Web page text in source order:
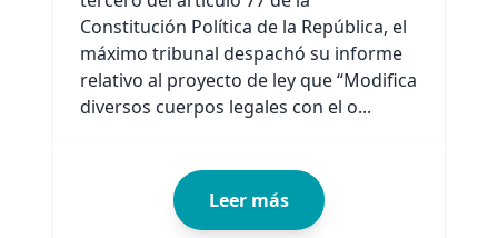
Constitución Política de la República, el
máximo tribunal despachó su informe
relativo al proyecto de ley que “Modifica
diversos cuerpos legales con el o...
Leer más